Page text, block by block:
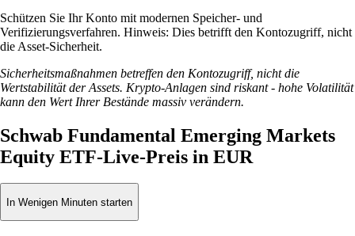
Schützen Sie Ihr Konto mit modernen Speicher- und
Verifizierungsverfahren. Hinweis: Dies betrifft den Kontozugriff, nicht
die Asset-Sicherheit.
Sicherheitsmaßnahmen betreffen den Kontozugriff, nicht die
Wertstabilität der Assets. Krypto-Anlagen sind riskant - hohe Volatilität
kann den Wert Ihrer Bestände massiv verändern.
Schwab Fundamental Emerging Markets
Equity ETF-Live-Preis in EUR
In Wenigen Minuten starten